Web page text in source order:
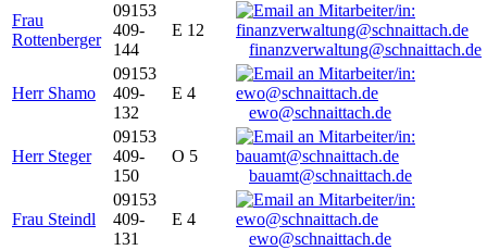
Frau
Rottenberger
09153
409-
144
E 12
finanzverwaltung@schnaittach.de
Herr Shamo
09153
409-
132
E 4
ewo@schnaittach.de
Herr Steger
09153
409-
150
O 5
bauamt@schnaittach.de
Frau Steindl
09153
409-
131
E 4
ewo@schnaittach.de